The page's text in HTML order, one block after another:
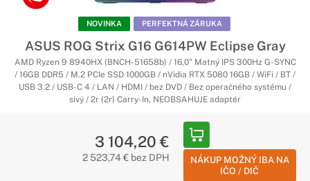
NOVINKA PERFEKTNÁ ZÁRUKA
ASUS ROG Strix G16 G614PW Eclipse Gray
AMD Ryzen 9 8940HX (BNCH-51658b) / 16,0" Matný IPS 300Hz G-SYNC
/ 16GB DDR5 / M.2 PCIe SSD 1000GB / nVidia RTX 5080 16GB / WiFi / BT /
USB 3.2 / USB-C 4 / LAN / HDMI / bez DVD / Bez operačného systému /
sivý / 2r (2r) Carry-In, NEOBSAHUJE adaptér
3 104,20 €
2 523,74 € bez DPH
NÁKUP MOŽNÝ IBA NA
IČO / DIČ